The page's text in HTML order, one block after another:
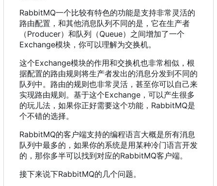
RabbitMQ一个比较有特色的功能是支持非常灵活的
路由配置 ， 和其他消息队列不同的是 ， 它在生产者
（Producer） 和队列 （Queue） 之间增加了一个
Exchange模块 ， 你可以理解为交换机。
这个Exchange模块的作用和交换机也非常相似 ， 根
据配置的路由规则将生产者发出的消息分发到不同的
队列中。路由的规则也非常灵活 ， 甚至你可以自己来
实现路由规则。基于这个Exchange ， 可以产生很多
的玩儿法 ， 如果你正好需要这个功能 ， RabbitMQ是
个不错的选择。
RabbitMQ的客户端支持的编程语言大概是所有消息
队列中最多的 ， 如果你的系统是用某种冷门语言开发
的 ， 那你多半可以找到对应的RabbitMQ客户端。
接下来说下RabbitMQ的几个问题。